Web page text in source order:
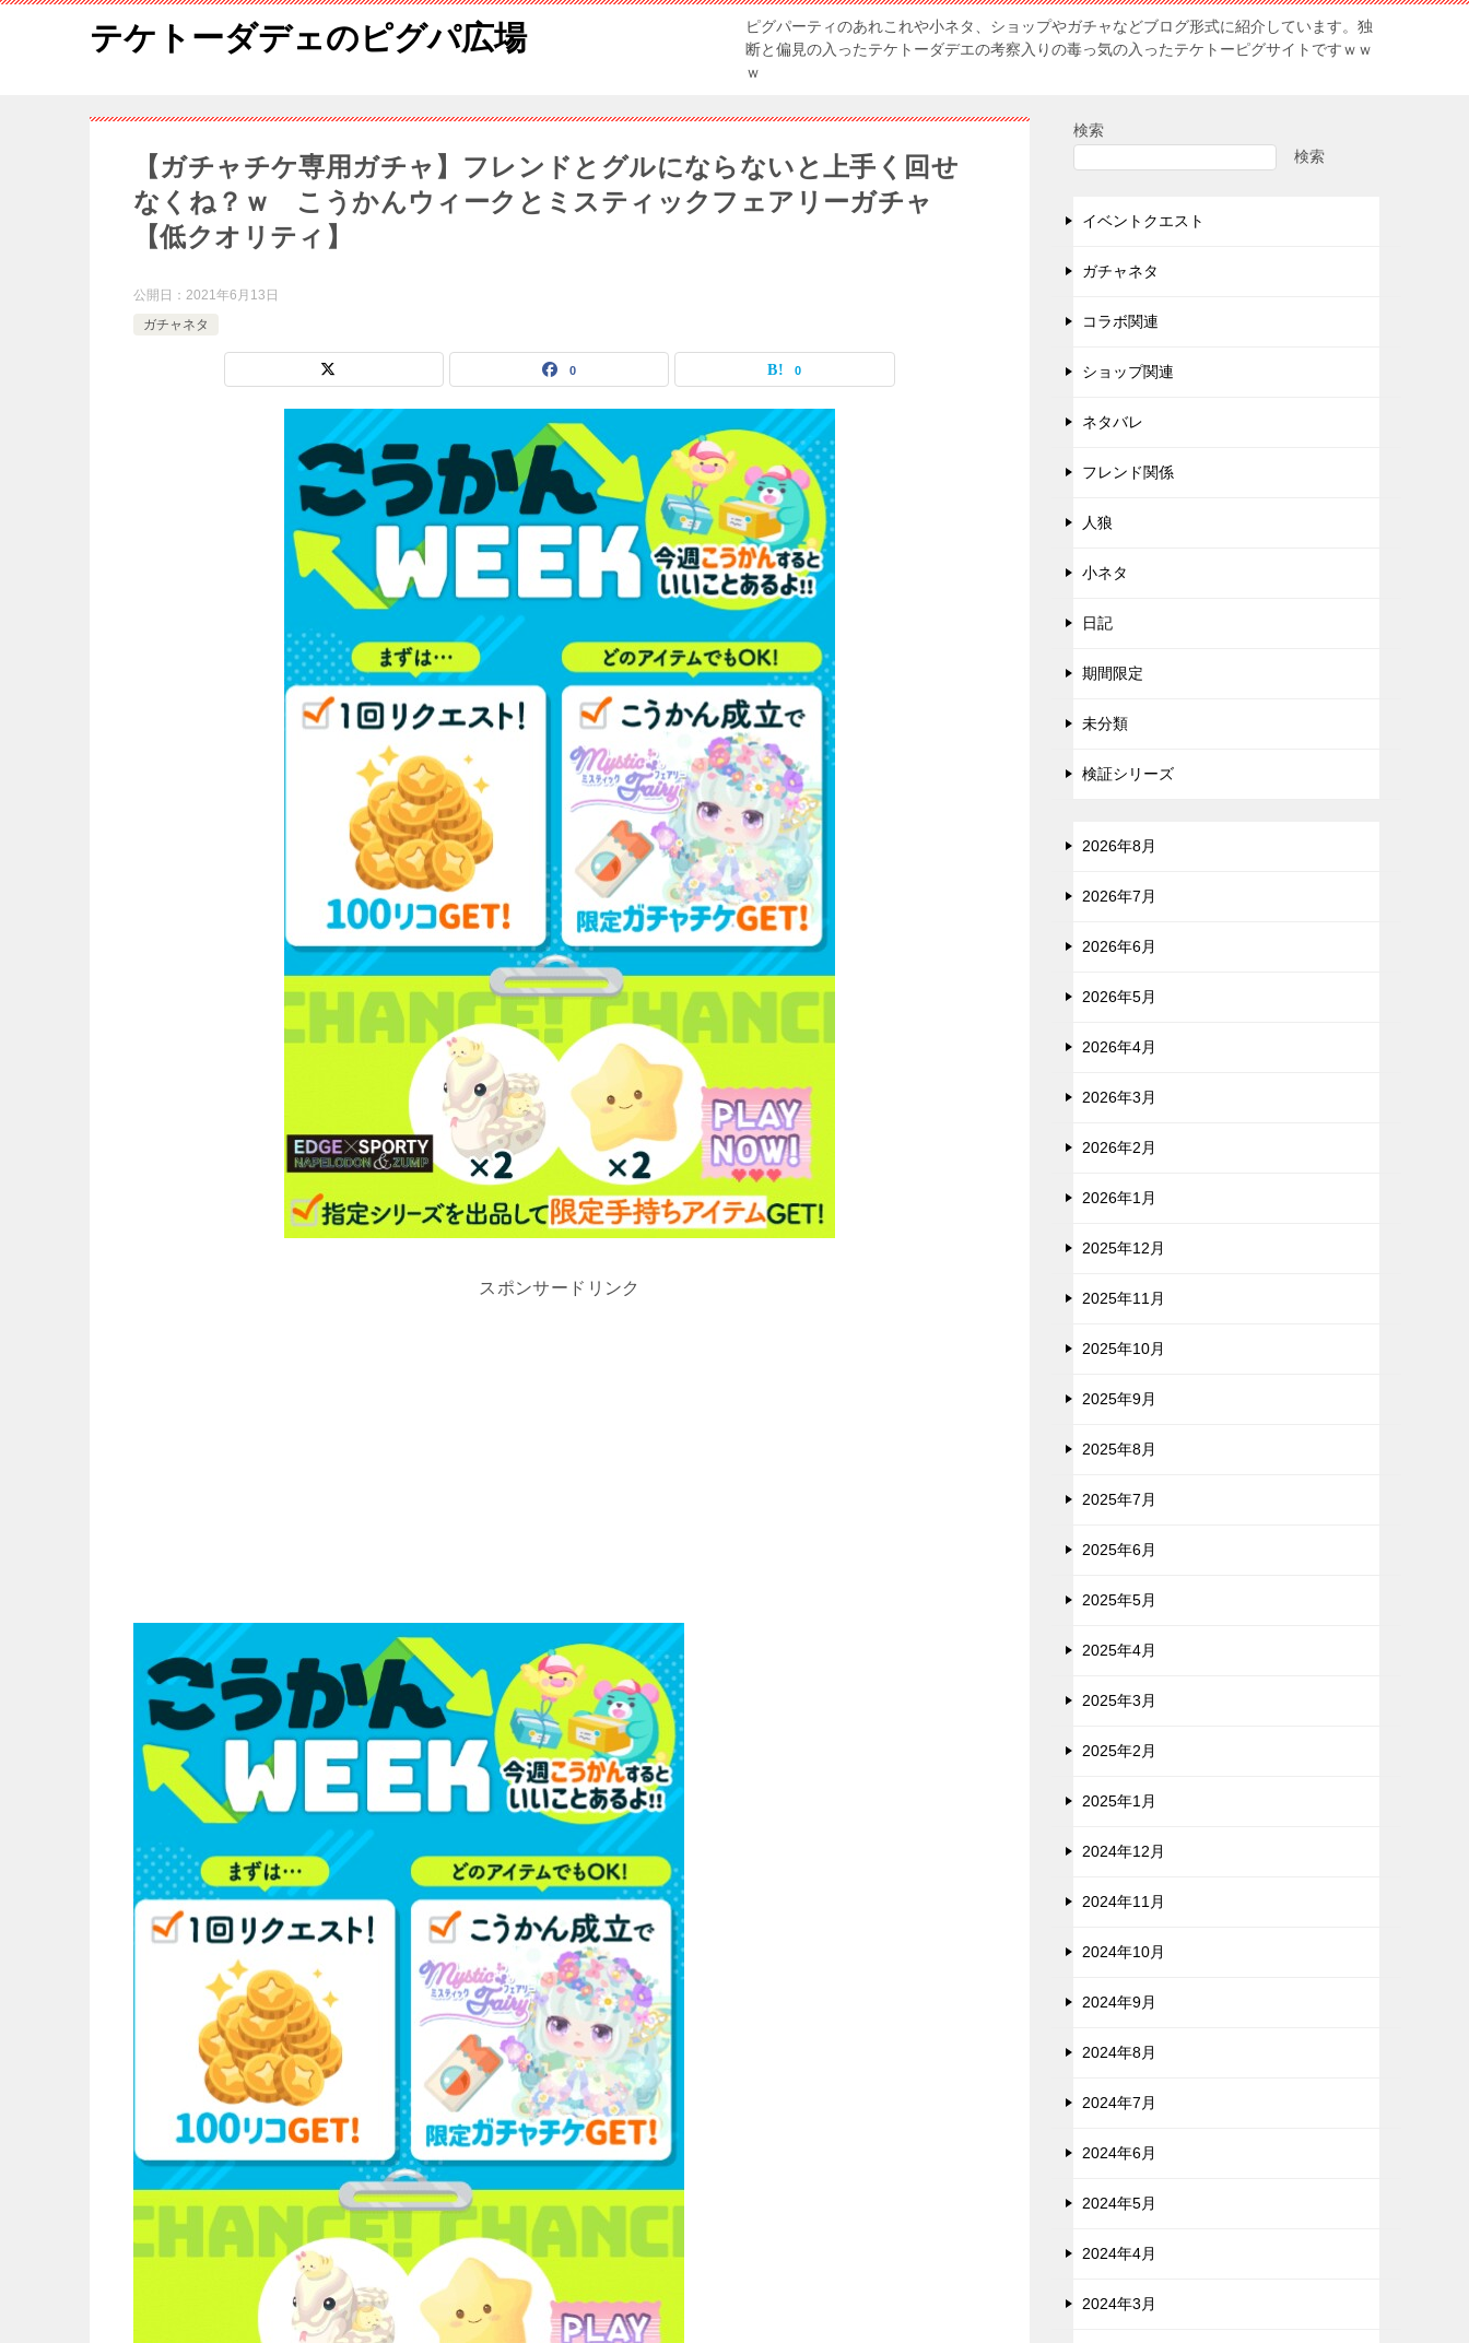
テケトーダデェのピグパ広場
ピグパーティのあれこれや小ネタ、ショップやガチャなどブログ形式に紹介しています。独
断と偏見の入ったテケトーダデエの考察入りの毒っ気の入ったテケトーピグサイトですｗｗ
ｗ
【ガチャチケ専用ガチャ】フレンドとグルにならないと上手く回せ
なくね？ｗ こうかんウィークとミスティックフェアリーガチャ
【低クオリティ】
公開日： 2021年6月13日
ガチャネタ
0 0
スポンサードリンク
検索
検索
イベントクエスト
ガチャネタ
コラボ関連
ショップ関連
ネタバレ
フレンド関係
人狼
小ネタ
日記
期間限定
未分類
検証シリーズ
2026年8月
2026年7月
2026年6月
2026年5月
2026年4月
2026年3月
2026年2月
2026年1月
2025年12月
2025年11月
2025年10月
2025年9月
2025年8月
2025年7月
2025年6月
2025年5月
2025年4月
2025年3月
2025年2月
2025年1月
2024年12月
2024年11月
2024年10月
2024年9月
2024年8月
2024年7月
2024年6月
2024年5月
2024年4月
2024年3月